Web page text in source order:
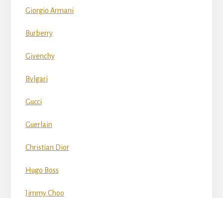
Giorgio Armani
Burberry
Givenchy
Bvlgari
Gucci
Guerlain
Christian Dior
Hugo Boss
Jimmy Choo